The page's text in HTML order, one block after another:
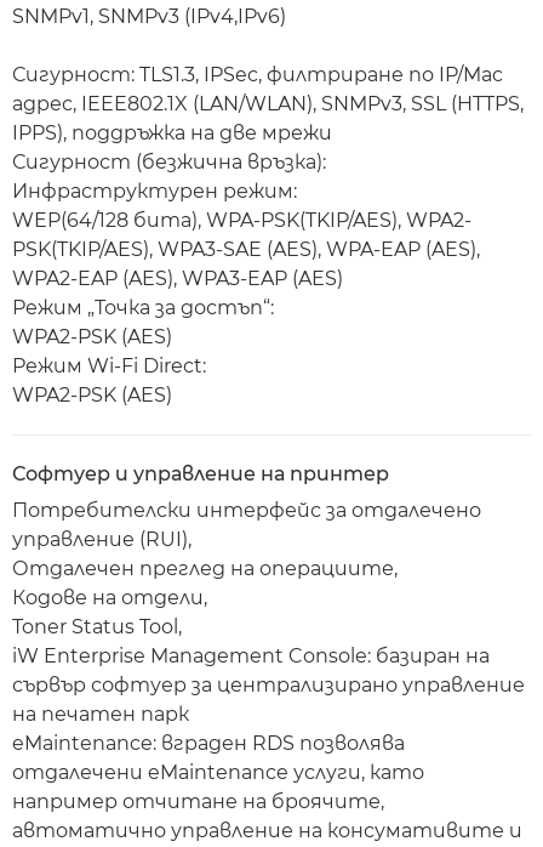
SNMPv1, SNMPv3 (IPv4,IPv6)
Сигурност: TLS1.3, IPSec, филтриране по IP/Mac
адрес, IEEE802.1X (LAN/WLAN), SNMPv3, SSL (HTTPS,
IPPS), поддръжка на две мрежи
Сигурност (безжична връзка):
Инфраструктурен режим:
WEP(64/128 бита), WPA-PSK(TKIP/AES), WPA2-
PSK(TKIP/AES), WPA3-SAE (AES), WPA-EAP (AES),
WPA2-EAP (AES), WPA3-EAP (AES)
Режим „Точка за достъп“:
WPA2-PSK (AES)
Режим Wi-Fi Direct:
WPA2-PSK (AES)
Софтуер и управление на принтер
Потребителски интерфейс за отдалечено
управление (RUI),
Отдалечен преглед на операциите,
Кодове на отдели,
Toner Status Tool,
iW Enterprise Management Console: базиран на
сървър софтуер за централизирано управление
на печатен парк
eMaintenance: вграден RDS позволява
отдалечени eMaintenance услуги, като
например отчитане на броячите,
автоматично управление на консумативите и